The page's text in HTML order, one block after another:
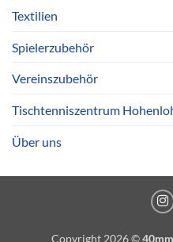
Textilien
Spielerzubehör
Vereinszubehör
Tischtenniszentrum
Über uns
Copyright 2026 ©